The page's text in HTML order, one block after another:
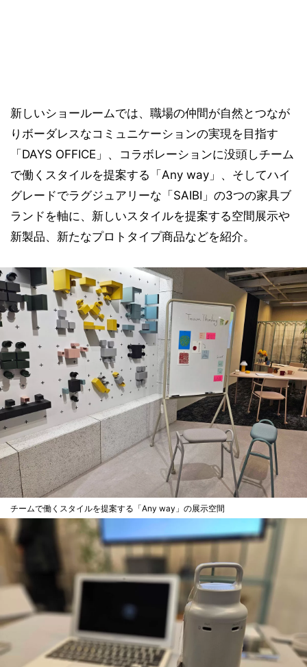
新しいショールームでは、職場の仲間が自然とつなが
りボーダレスなコミュニケーションの実現を目指す
「DAYS OFFICE」、コラボレーションに没頭しチーム
で働くスタイルを提案する「Any way」、そしてハイ
グレードでラグジュアリーな「SAIBI」の3つの家具ブ
ランドを軸に、新しいスタイルを提案する空間展示や
新製品、新たなプロトタイプ商品などを紹介。
チームで働くスタイルを提案する「Any way」の展示空間